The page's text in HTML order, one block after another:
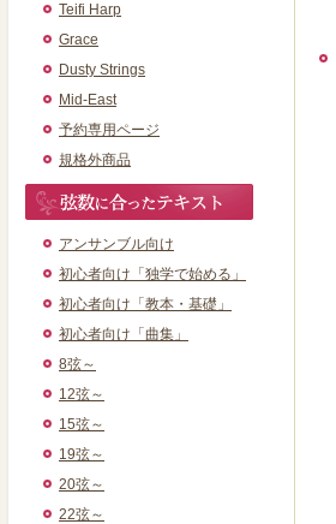
Teifi Harp
Grace
Dusty Strings
Mid-East
予約専用ページ
規格外商品
アンサンブル向け
初心者向け「独学で始める」
初心者向け「教本・基礎」
初心者向け「曲集」
8弦～
12弦～
15弦～
19弦～
20弦～
22弦～